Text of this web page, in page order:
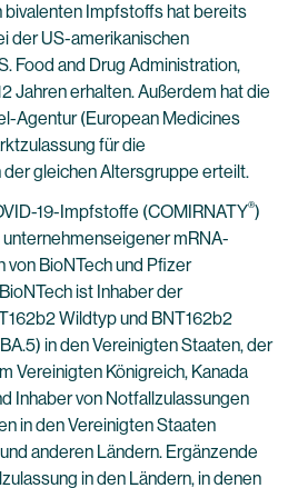
bivalenten Impfstoffs hat bereits
der US-amerikanischen
Food and Drug Administration,
Jahren erhalten. Außerdem hat die
Agentur (European Medicines
für die
gleichen Altersgruppe erteilt.
19-Impfstoffe (COMIRNATY®)
mRNA-
von BioNTech und Pfizer
ist Inhaber der
Wildtyp und BNT162b2
in den Vereinigten Staaten, der
Vereinigten Königreich, Kanada
Inhaber von Notfallzulassungen
in den Vereinigten Staaten
anderen Ländern. Ergänzende
in den Ländern, in denen